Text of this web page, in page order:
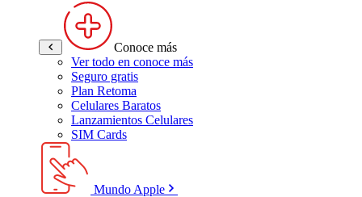
Conoce más
Ver todo en conoce más
Seguro gratis
Plan Retoma
Celulares Baratos
Lanzamientos Celulares
SIM Cards
Mundo Apple